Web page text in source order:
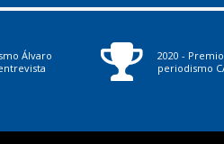
Álvaro
2020 -
periodismo